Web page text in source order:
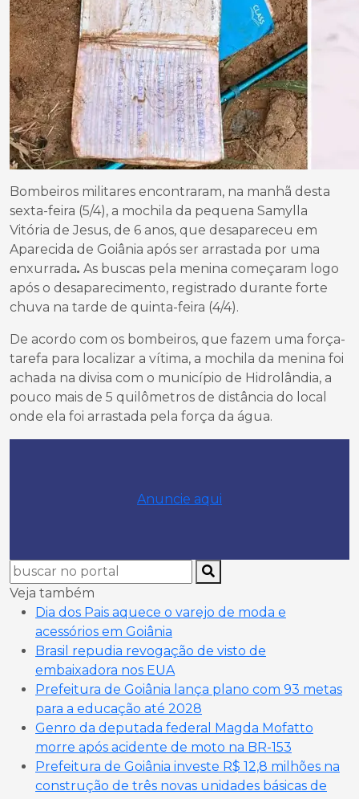
Bombeiros militares encontraram, na manhã desta
sexta-feira (5/4), a mochila da pequena Samylla
Vitória de Jesus, de 6 anos, que desapareceu em
Aparecida de Goiânia após ser arrastada por uma
enxurrada. As buscas pela menina começaram logo
após o desaparecimento, registrado durante forte
chuva na tarde de quinta-feira (4/4).
De acordo com os bombeiros, que fazem uma força-
tarefa para localizar a vítima, a mochila da menina foi
achada na divisa com o município de Hidrolândia, a
pouco mais de 5 quilômetros de distância do local
onde ela foi arrastada pela força da água.
Anuncie aqui
Veja também
Dia dos Pais aquece o varejo de moda e
acessórios em Goiânia
Brasil repudia revogação de visto de
embaixadora nos EUA
Prefeitura de Goiânia lança plano com 93 metas
para a educação até 2028
Genro da deputada federal Magda Mofatto
morre após acidente de moto na BR-153
Prefeitura de Goiânia investe R$ 12,8 milhões na
construção de três novas unidades básicas de